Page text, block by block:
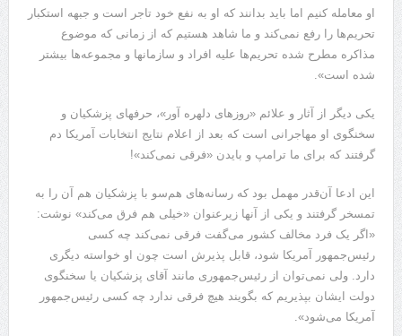
او معامله کنیم اما باید بدانند که او به نفع خود تاجر است و جبهه استکبار
تحریم‌ها را رفع نمی‌کند و ما شاهد هستیم که از زمانی که موضوع
مذاکره مطرح شده تحریم‌ها علیه افراد و سازمانها و مجموعه‌ها بیشتر
شده است».
یکی دیگر از آثار و علائم «روزهای دلهره آور»، حرفهای پزشکیان و
سخنگوی او مهاجرانی است که بعد از اعلام نتایج انتخابات آمریکا دم
گرفتند که برای ما ترامپ و بایدن «فرقی نمی‌کند»!
این ادعا آن‌قدر مهمل بود که رسانه‌های هم‌سو با پزشکیان هم آن را به
تمسخر گرفتند و یکی از آنها زیرعنوان «خیلی هم فرق می‌کند» نوشت:
«اگر یک فرد مخالف کشور می‌گفت فرقی نمی‌کند چه کسی
رئیس‌جمهور آمریکا شود، قابل پذیرش است چون او خواسته دیگری
دارد. ولی نمی‌توان از رئیس‌جمهوری مانند آقای پزشکیان یا سخنگوی
دولت ایشان بپذیریم که بگویند هیچ فرقی ندارد چه کسی رئیس‌جمهور
آمریکا می‌شود».